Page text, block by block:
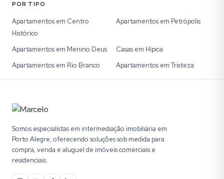
POR TIPO
Apartamentos em Centro
Histórico
Apartamentos em Petrópolis
Apartamentos em Menino Deus
Casas em Hípica
Apartamentos em Rio Branco
Apartamentos em Tristeza
Somos especialistas em intermediação imobiliária em
Porto Alegre, oferecendo soluções sob medida para
compra, venda e aluguel de imóveis comerciais e
residenciais.